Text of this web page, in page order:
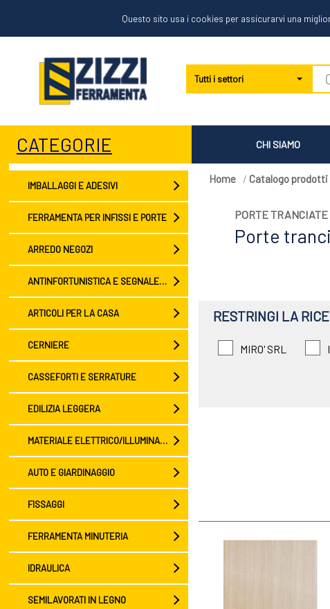
Questo sito usa i cookies per assicurarvi una
Tutti i settori
CHI SIAMO
CATEGORIE
IMBALLAGGI E ADESIVI
FERRAMENTA PER INFISSI E PORTE
ARREDO NEGOZI
ANTINFORTUNISTICA E SEGNALETICA
ARTICOLI PER LA CASA
CERNIERE
CASSEFORTI E SERRATURE
EDILIZIA LEGGERA
MATERIALE ELETTRICO/ILLUMINAZIONE
AUTO E GIARDINAGGIO
FISSAGGI
FERRAMENTA MINUTERIA
IDRAULICA
SEMILAVORATI IN LEGNO
Home / Catalogo prodotti
PORTE TRANCIATE
Porte
RESTRINGI LA
MIRO' SRL